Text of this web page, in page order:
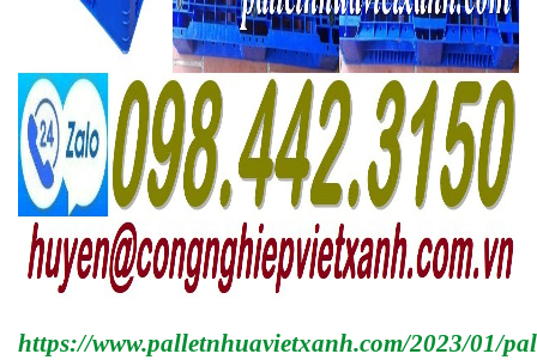
https://www.palletnhuavietxanh.com/2023/01/